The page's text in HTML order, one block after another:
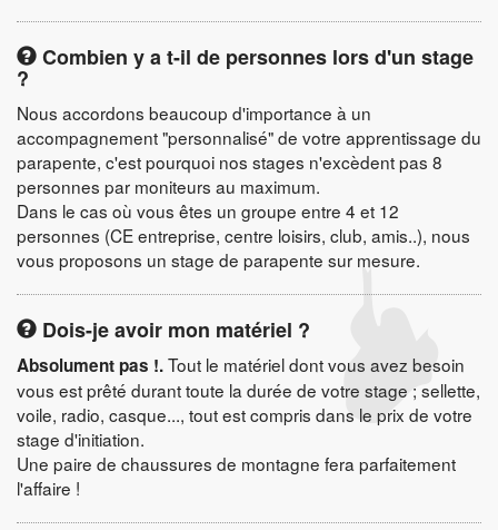
Combien y a t-il de personnes lors d'un stage
?
Nous accordons beaucoup d'importance à un
accompagnement "personnalisé" de votre apprentissage du
parapente, c'est pourquoi nos stages n'excèdent pas 8
personnes par moniteurs au maximum.
Dans le cas où vous êtes un groupe entre 4 et 12
personnes (CE entreprise, centre loisirs, club, amis..), nous
vous proposons un stage de parapente sur mesure.
Dois-je avoir mon matériel ?
Absolument pas !.Tout le matériel dont vous avez besoin
vous est prêté durant toute la durée de votre stage ; sellette,
voile, radio, casque..., tout est compris dans le prix de votre
stage d'initiation.
Une paire de chaussures de montagne fera parfaitement
l'affaire !